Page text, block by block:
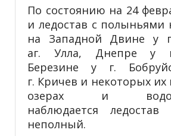
По состоянию на 24
и ледостав с полыньями
на Западной Двине у
аг. Улла, Днепре у
Березине у г.
г. Кричев и некоторых их
озерах и
наблюдается
неполный.